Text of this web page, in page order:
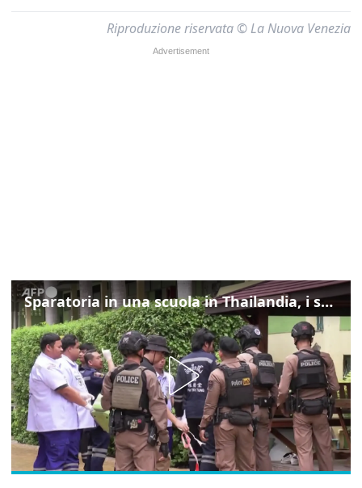
Riproduzione riservata © La Nuova Venezia
Sparatoria in una scuola in Thailandia, i soccorsi sul posto